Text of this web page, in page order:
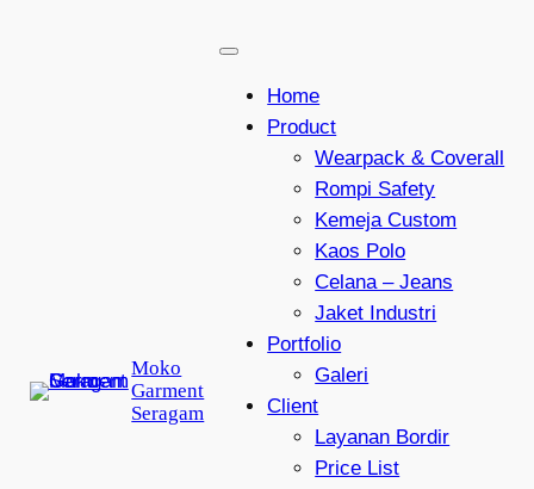
Moko
Garment
Seragam
Home
Product
Wearpack & Coverall
Rompi Safety
Kemeja Custom
Kaos Polo
Celana – Jeans
Jaket Industri
Portfolio
Galeri
Client
Layanan Bordir
Price List